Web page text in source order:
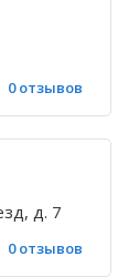
0 отзывов
д. 7
0 отзывов